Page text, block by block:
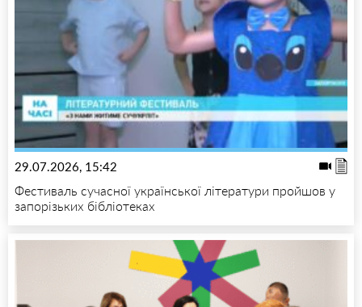
29.07.2026, 15:42
Фестиваль сучасної української літератури пройшов у
запорізьких бібліотеках